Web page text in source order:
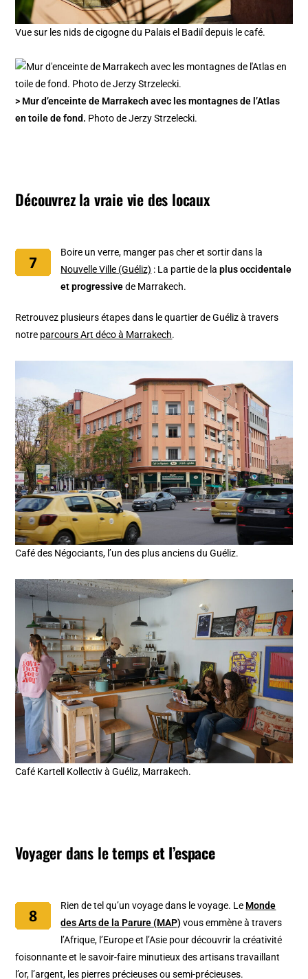
Vue sur les nids de cigogne du Palais el Badiî depuis le café.
> Mur d’enceinte de Marrakech avec les montagnes de l’Atlas
en toile de fond. Photo de Jerzy Strzelecki.
Découvrez la vraie vie des locaux
Boire un verre, manger pas cher et sortir dans la
Nouvelle Ville (Guéliz) : La partie de laplus occidentale
et progressivede Marrakech.
Retrouvez plusieurs étapes dans le quartier de Guéliz à travers
notre parcours Art déco à Marrakech.
Café des Négociants, l’un des plus anciens du Guéliz.
Café Kartell Kollectiv à Guéliz, Marrakech.
Voyager dans le tempset l’espace
Rien de tel qu’un voyage dans le voyage. Le Monde
des Arts de la Parure (MAP) vous emmène à travers
l’Afrique, l’Europe et l’Asie pour découvrir la créativité
foisonnante et le savoir-faire minutieux des artisans travaillant
l’or, l’argent, les pierres précieuses ou semi-précieuses.